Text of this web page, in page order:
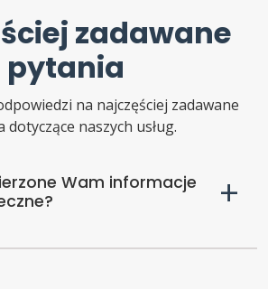
zadawane
pytania
na najczęściej zadawane
dotyczące naszych usług.
Wam informacje
+